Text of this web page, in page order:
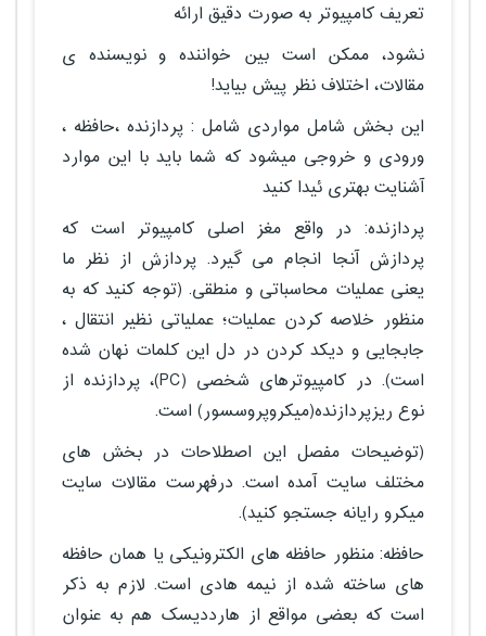
تعریف کامپیوتر به صورت دقیق ارائه
نشود، ممکن است بین خواننده و نویسنده ی
مقالات، اختلاف نظر پیش بیاید!
این بخش شامل مواردی شامل : پردازنده ،حافظه ،
ورودی و خروجی میشود که شما باید با این موارد
آشنایت بهتری ئیدا کنید
پردازنده: در واقع مغز اصلی کامپیوتر است که
پردازش آنجا انجام می گیرد. پردازش از نظر ما
یعنی عملیات محاسباتی و منطقی. (توجه کنید که به
منظور خلاصه کردن عملیات؛ عملیاتی نظیر انتقال ،
جابجایی و دیکد کردن در دل این کلمات نهان شده
است). در کامپیوترهای شخصی (PC)، پردازنده از
نوع ریزپردازنده(میکروپروسسور) است.
(توضیحات مفصل این اصطلاحات در بخش های
مختلف سایت آمده است. درفهرست مقالات سایت
میکرو رایانه جستجو کنید).
حافظه: منظور حافظه های الکترونیکی یا همان حافظه
های ساخته شده از نیمه هادی است. لازم به ذکر
است که بعضی مواقع از هارددیسک هم به عنوان